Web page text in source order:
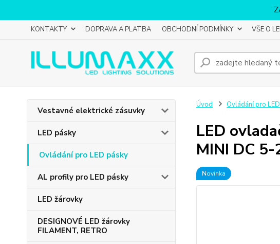
KONTAKTY DOPRAVA A PLATBA OBCHODNÍ PODMÍNKY VŠE O
Vestavné elektrické zásuvky
LED pásky
Ovládání pro LED pásky
AL profily pro LED pásky
LED žárovky
DESIGNOVÉ LED žárovky
FILAMENT, RETRO
Úvod Ovládání pro
LED
MINI DC
Novinka